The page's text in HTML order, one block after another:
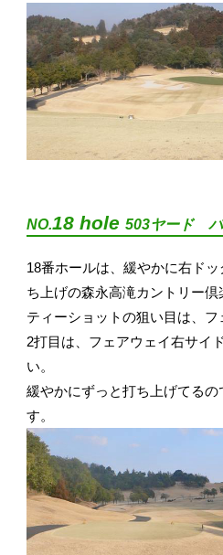
NO.18 hole 503ヤード
18番ホールは、緩やかに右ド
ち上げの森永高滝カントリー倶
ティーショットの狙い目は、フ
2打目は、フェアウェイ右サイ
い。
緩やかにずっと打ち上げてる
す。